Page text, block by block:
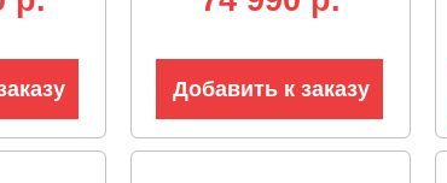
Добавить к заказу